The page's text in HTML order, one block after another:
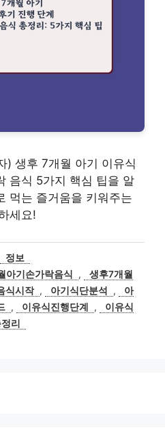
생후 7개월 아기 이유식
음식 5가지 핵심 팁을 알
먹는 즐거움을 키워주는
세요!
카
테
고
리
정보
아기손가락음식 ,
생후7개월
식시작 , 아기식단분석 ,
아
, 이유식진행단계 ,
이유식
리